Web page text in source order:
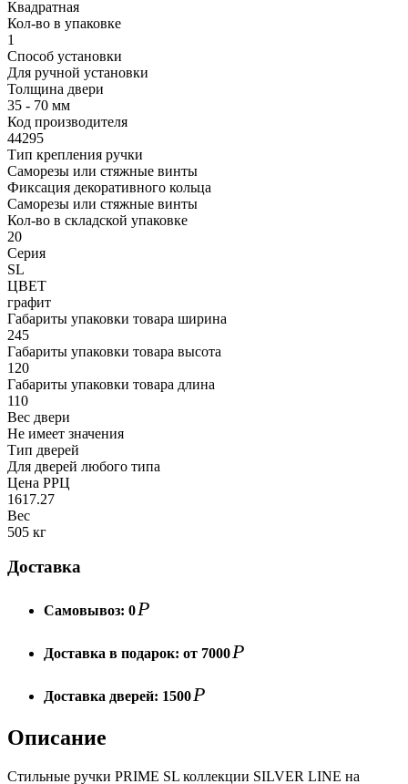
Квадратная
Кол-во в упаковке
1
Способ установки
Для ручной установки
Толщина двери
35 - 70 мм
Код производителя
44295
Тип крепления ручки
Саморезы или стяжные винты
Фиксация декоративного кольца
Саморезы или стяжные винты
Кол-во в складской упаковке
20
Серия
SL
ЦВЕТ
графит
Габариты упаковки товара ширина
245
Габариты упаковки товара высота
120
Габариты упаковки товара длина
110
Вес двери
Не имеет значения
Тип дверей
Для дверей любого типа
Цена РРЦ
1617.27
Вес
505 кг
Доставка
Самовывоз: 0Р
Доставка в подарок: от 7000Р
Доставка дверей: 1500Р
Описание
Стильные ручки PRIME SL коллекции SILVER LINE на